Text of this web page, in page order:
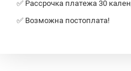
✅ Рассрочка платежа 30
✅ Возможна постоплата!